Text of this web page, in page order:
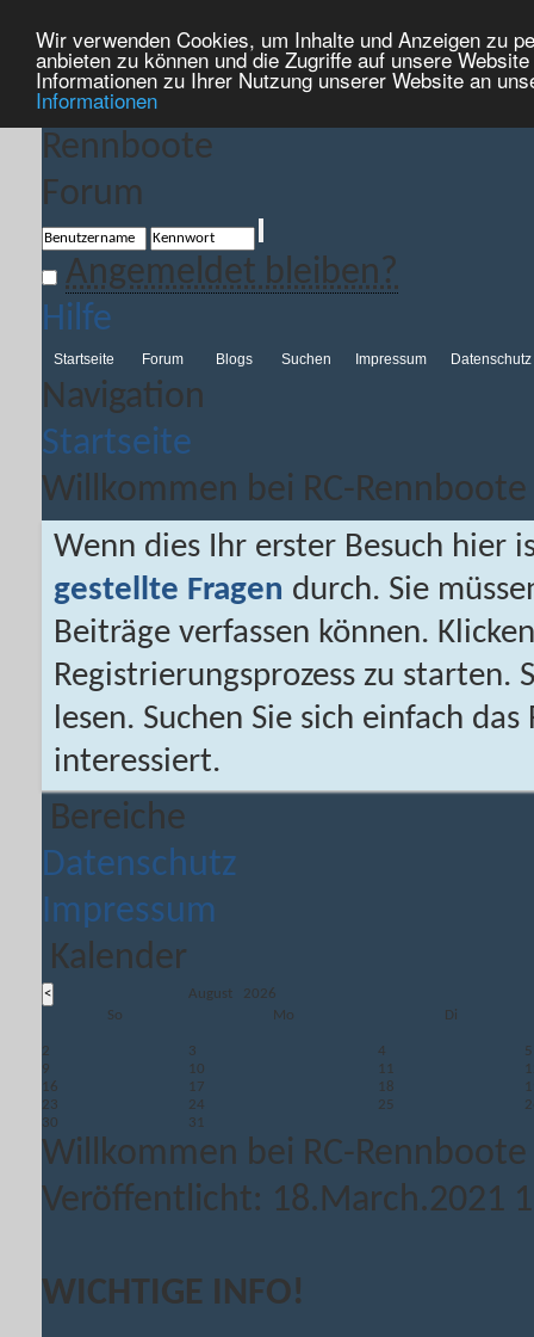
Wir verwenden Cookies, um Inhalte und Anzeigen zu
anbieten zu können und die Zugriffe auf unsere
Informationen zu Ihrer Nutzung unserer Website an
Informationen
Angemeldet bleiben?
Hilfe
Startseite
Willkommen bei RC-Rennboote
Forum Blogs Suchen Impressum Datenschutz
Navigation
Startseite
Willkommen bei RC-Rennboote
Wenn dies Ihr erster Besuch hier
gestellte Fragen durch. Sie
Beiträge verfassen können.
Registrierungsprozess zu starten.
lesen. Suchen Sie sich einfach
interessiert.
Bereiche
Datenschutz
Impressum
Kalender
August 2026
So
Mo Di
2 3 4
5
9
10 11
16
17 18
23
24 25
30
31
Willkommen bei RC-Rennboote
Veröffentlicht: 18.March.2021
WICHTIGE INFO!